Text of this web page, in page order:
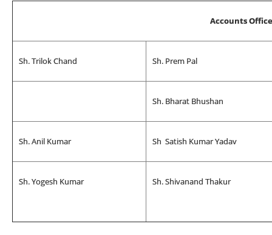
Accounts
Sh. Trilok Chand Sh. Prem Pal
Sh. Bharat Bhushan
Sh. Anil Kumar Sh Satish Kumar Yadav
Sh. Yogesh Kumar Sh. Shivanand Thakur